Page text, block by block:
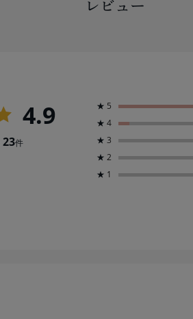
レビュー
4.9
23件
★ 5
★ 4
★ 3
★ 2
★ 1